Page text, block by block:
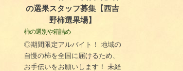
の選果スタッフ募集【西吉
野柿選果場】
柿の選別や箱詰め
◎期間限定アルバイト！ 地域の
自慢の柿を全国に届けるため、
お手伝いをお願いします！ 未経